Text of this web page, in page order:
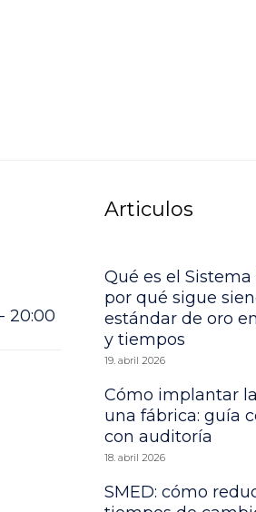
20:00
Articulos
Qué es el
por qué sigue
estándar de oro
y tiempos
19. abril 2026
Cómo implantar
una fábrica: guía
con auditoría
18. abril 2026
SMED: cómo